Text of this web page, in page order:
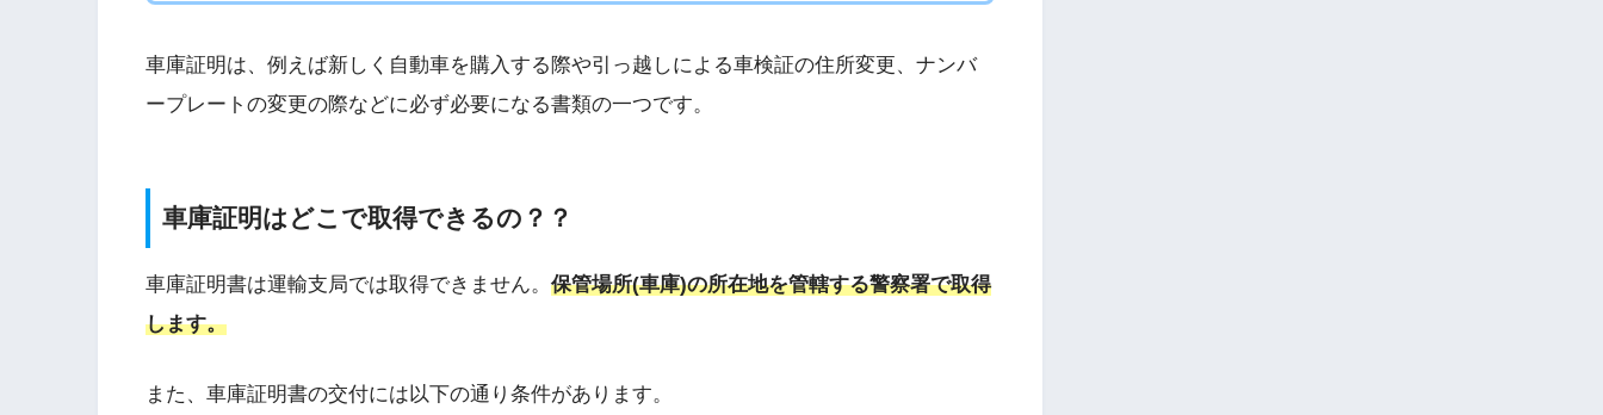
車庫証明は、例えば新しく自動車を購入する際や引っ越しによる車検証の住所変更、ナンバ
ープレートの変更の際などに必ず必要になる書類の一つです。
車庫証明はどこで取得できるの？？
車庫証明書は運輸支局では取得できません。 保管場所(車庫)の所在地を管轄する警察署で取得
します。
また、車庫証明書の交付には以下の通り条件があります。